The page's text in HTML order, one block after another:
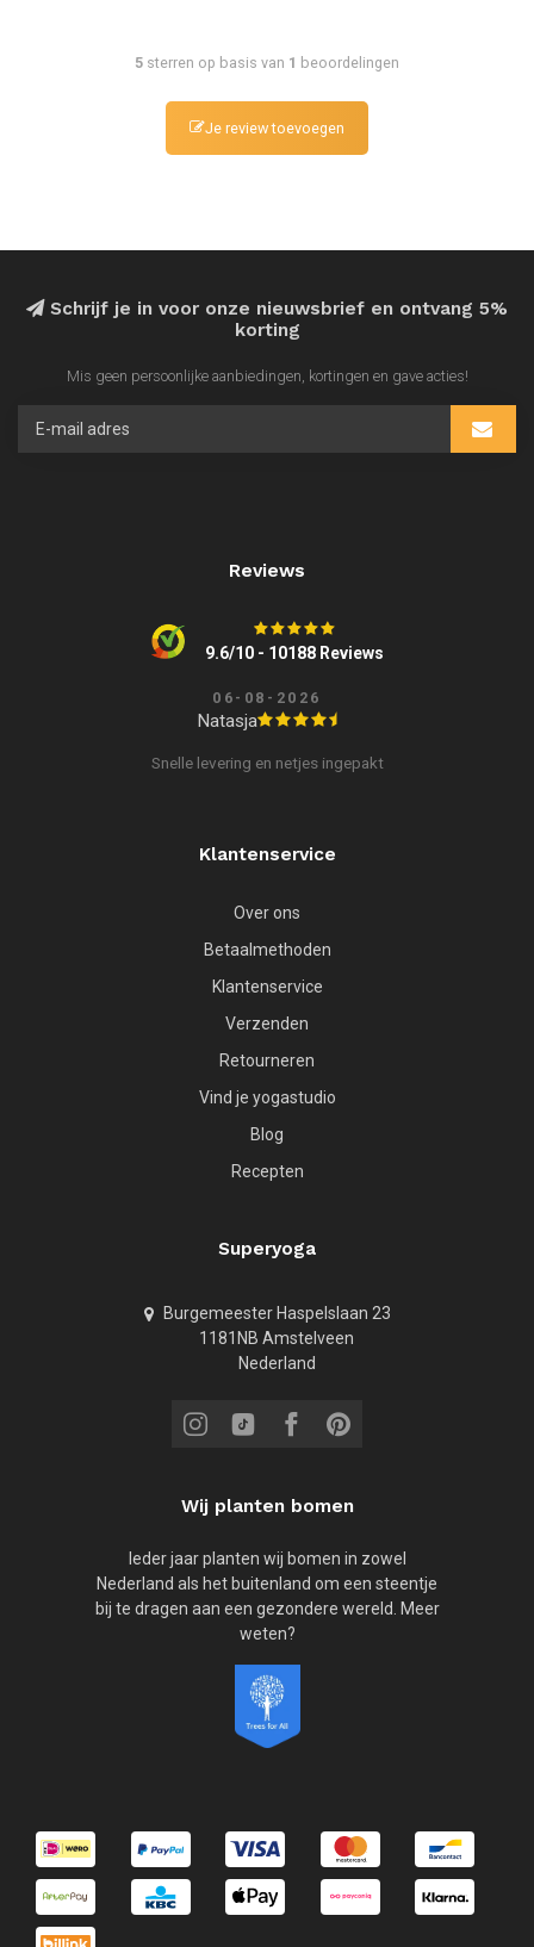
5 sterren op basis van 1 beoordelingen
Je review toevoegen
Schrijf je in voor onze nieuwsbrief en ontvang 5%
korting
Mis geen persoonlijke aanbiedingen, kortingen en gave acties!
Reviews
9.6/10 - 10188 Reviews
06-08-2026
Natasja
Snelle levering en netjes ingepakt
Klantenservice
Over ons
Betaalmethoden
Klantenservice
Verzenden
Retourneren
Vind je yogastudio
Blog
Recepten
Superyoga
Burgemeester Haspelslaan 23
1181NB Amstelveen
Nederland
Wij planten bomen
Ieder jaar planten wij bomen in zowel
Nederland als het buitenland om een steentje
bij te dragen aan een gezondere wereld. Meer
weten?